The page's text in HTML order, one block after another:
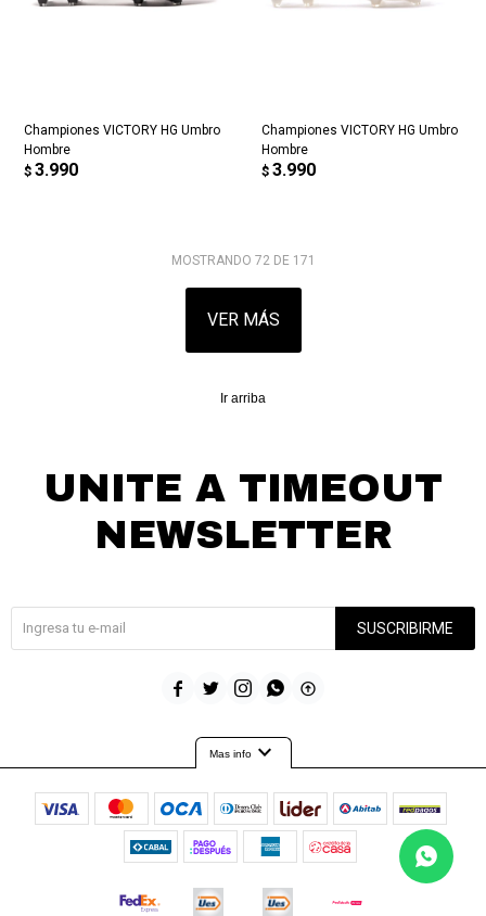
Championes VICTORY HG Umbro
Hombre
$ 3.990
Championes VICTORY HG Umbro
Hombre
$ 3.990
MOSTRANDO 72 DE 171
VER MÁS
Ir arriba
UNITE A TIMEOUT
NEWSLETTER
SUSCRIBIRME
    
Mas infoexpand_more